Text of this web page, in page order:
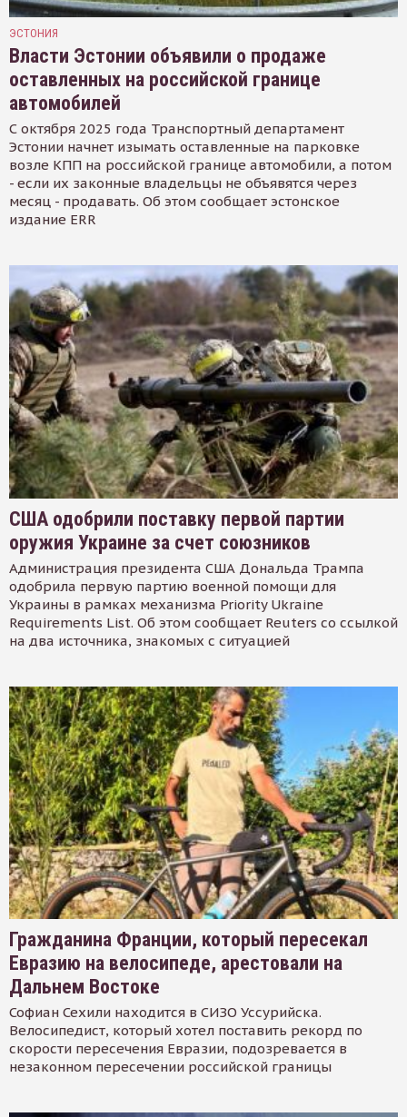
ЭСТОНИЯ
Власти Эстонии объявили о продаже
оставленных на российской границе
автомобилей
С октября 2025 года Транспортный департамент
Эстонии начнет изымать оставленные на парковке
возле КПП на российской границе автомобили, а потом
- если их законные владельцы не объявятся через
месяц - продавать. Об этом сообщает эстонское
издание ERR
США одобрили поставку первой партии
оружия Украине за счет союзников
Администрация президента США Дональда Трампа
одобрила первую партию военной помощи для
Украины в рамках механизма Priority Ukraine
Requirements List. Об этом сообщает Reuters со ссылкой
на два источника, знакомых с ситуацией
Гражданина Франции, который пересекал
Евразию на велосипеде, арестовали на
Дальнем Востоке
Софиан Сехили находится в СИЗО Уссурийска.
Велосипедист, который хотел поставить рекорд по
скорости пересечения Евразии, подозревается в
незаконном пересечении российской границы